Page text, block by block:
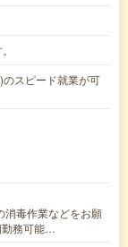
スピード就業が可
消毒作業などをお願
勤務可能…